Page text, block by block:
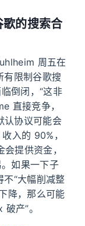
的搜索合
周五在
有限制谷歌搜
倒闭，“这非
直接竞争，
认协议可能会
入的 90%，
提供资金，
如果一下子
“大幅削减整
降，那么可能
产”。